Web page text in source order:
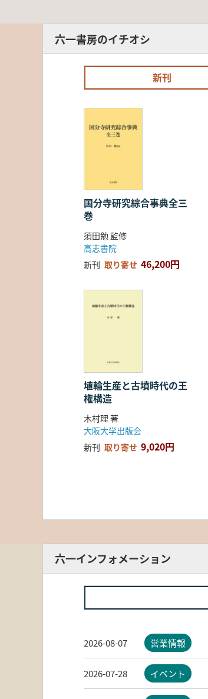
六一書房のイチオシ
新刊
国分寺研究綜合事典全三
巻
須田勉 監修
高志書院
新刊 取り寄せ 46,200円
埴輪生産と古墳時代の王
権構造
木村理 著
大阪大学出版会
新刊 取り寄せ 9,020円
六一インフォメーション
2026-08-07 営業情報
2026-07-28 イベント